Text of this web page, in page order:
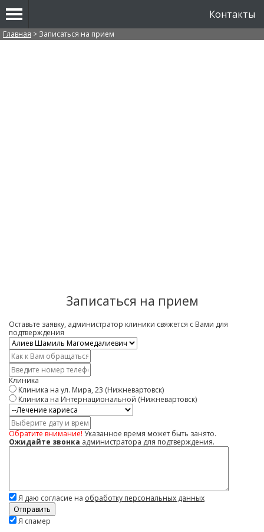
Контакты
Вы здесь
Главная > Записаться на прием
Записаться на прием
Оставьте заявку, администратор клиники свяжется с Вами для
подтверждения
Врач
*
Имя
*
Контактный
телефон
*
Клиника
Клиника на ул. Мира, 23 (Нижневартовск)
Клиника на Интернациональной (Нижневартовск)
Услуга
Дата
и
время
Обратите внимание! Указанное время может быть занято.
Ожидайте звонка администратора для подтверждения.
Комментарий
Я даю согласие на обработку персональных данных
Скажите,
Я спамер